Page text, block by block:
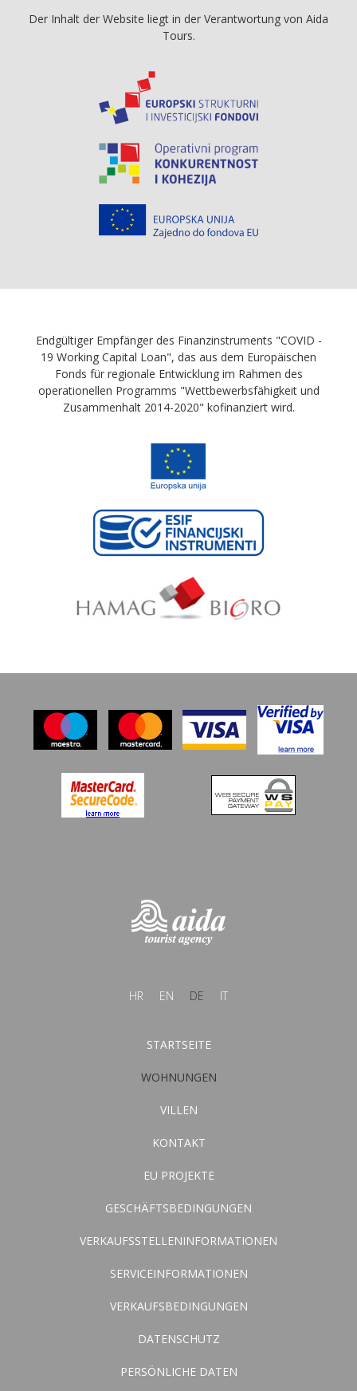
Der Inhalt der Website liegt in der Verantwortung von Aida
Tours.
Endgültiger Empfänger des Finanzinstruments "COVID -
19 Working Capital Loan", das aus dem Europäischen
Fonds für regionale Entwicklung im Rahmen des
operationellen Programms "Wettbewerbsfähigkeit und
Zusammenhalt 2014-2020" kofinanziert wird.
HR EN DE IT
STARTSEITE
WOHNUNGEN
VILLEN
KONTAKT
EU PROJEKTE
GESCHÄFTSBEDINGUNGEN
VERKAUFSSTELLENINFORMATIONEN
SERVICEINFORMATIONEN
VERKAUFSBEDINGUNGEN
DATENSCHUTZ
PERSÖNLICHE DATEN